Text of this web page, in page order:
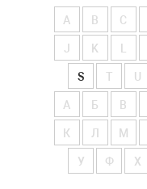
A B C
J K
S T
А Б В
К Л М
У Ф Х